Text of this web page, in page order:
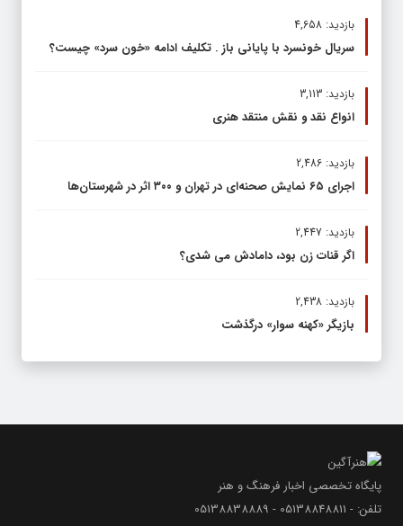
بازدید: 4,658
سریال خونسرد با پایانی باز . تکلیف ادامه «خون سرد» چیست؟
بازدید: 3,113
انواع نقد و نقش منتقد هنری
بازدید: 2,486
اجرای ۶۵ نمایش صحنه‌ای در تهران و ۳۰۰ اثر در شهرستان‌ها
بازدید: 2,447
اگر قنات زن بود، دامادش می شدی؟
بازدید: 2,438
بازیگر «کهنه سوار» درگذشت
پایگاه تخصصی اخبار فرهنگ و هنر
تلفن: - 05138848811 - 05138838889